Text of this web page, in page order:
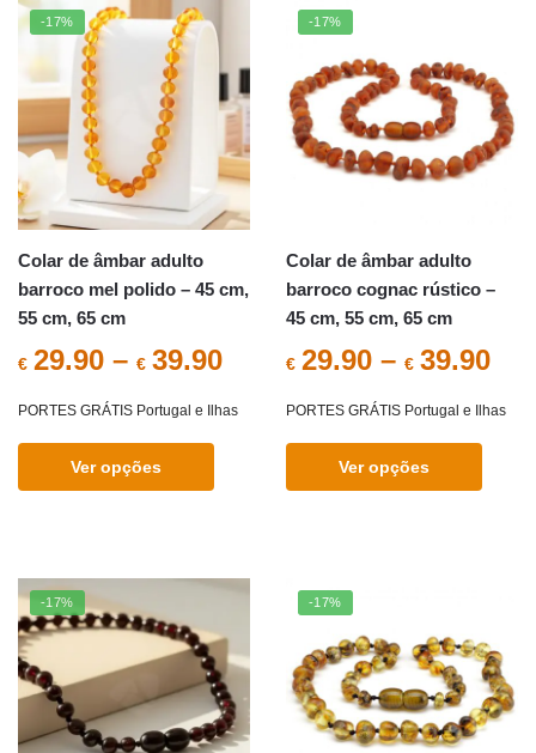
multiple
variants.
The
options
may
be
product
page
-17%
Colar de âmbar adulto
barroco mel polido – 45 cm,
55 cm, 65 cm
€ 29.90 – € 39.90
PORTES GRÁTIS Portugal e Ilhas
Ver opções
multiple
variants.
The
options
may
be
-17%
Colar de âmbar adulto
barroco cognac rústico –
45 cm, 55 cm, 65 cm
€ 29.90 – € 39.90
PORTES GRÁTIS Portugal e Ilhas
Ver opções
multiple
variants.
The
options
may
-17% -17%